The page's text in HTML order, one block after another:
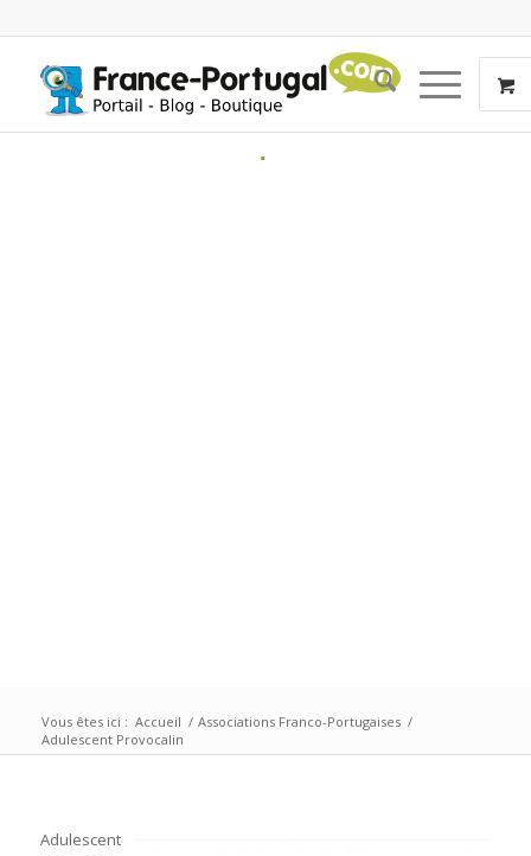
Vous êtes ici : Accueil / Associations Franco-Portugaises /
Adulescent Provocalin
Adulescent